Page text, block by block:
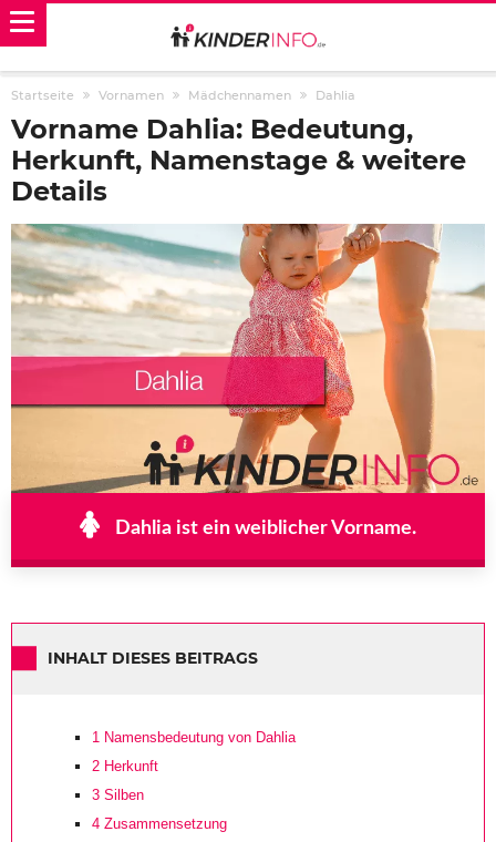
Startseite Vornamen Mädchennamen Dahlia
Vorname Dahlia: Bedeutung,
Herkunft, Namenstage & weitere
Details
Dahlia ist ein weiblicher Vorname.
INHALT DIESES BEITRAGS
1 Namensbedeutung von Dahlia
2 Herkunft
3 Silben
4 Zusammensetzung